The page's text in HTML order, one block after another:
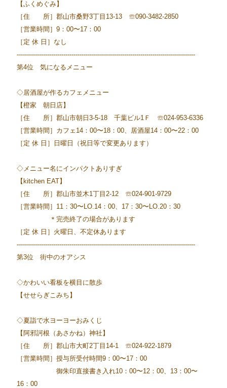
【ふくめぐみ】
［住 所］郡山市桑野3丁目13-13 ☏090-3482-2850
［営業時間］9：00〜17：00
［定 休 日］なし
----------------------------------------------------------------------------------------
第4位 気になるメニュー
◇居酒屋が作るカフェメニュー
【橙家 朝日店】
［住 所］郡山市朝日3-5-18 千葉ビル1Ｆ ☏024-953-6336
［営業時間］カフェ14：00〜18：00、居酒屋14：00〜22：00
［定 休 日］日曜日（祝日等で変更あります）
◇メニュー名にインパクトありすぎ
【kitchen EAT】
［住 所］郡山市並木1丁目2-12 ☏024-901-9729
［営業時間］11：30〜LO.14：00、17：30〜LO.20：30
＊完売終了の場合があります
［定 休 日］火曜日、不定休あります
----------------------------------------------------------------------------------------
第3位 街中のオアシス
◇かわいい看板を横目に散歩
【せせらぎこみち】
◇夏詣で水ヨーヨーおみくじ
【阿邪訶根（あさかね）神社】
［住 所］郡山市大町2丁目14-1 ☏024-922-1879
［営業時間］授与所受付時間9：00〜17：00
御朱印直接書き入れ10：00〜12：00、13：00〜
16：00